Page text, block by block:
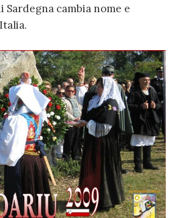
cambia nome e